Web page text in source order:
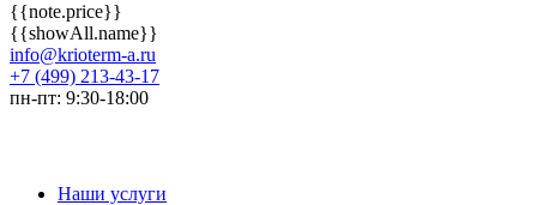
{{note.price}}
{{showAll.name}}
info@krioterm-a.ru
+7 (499) 213-43-17
пн-пт: 9:30-18:00
Наши услуги